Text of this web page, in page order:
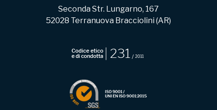
Seconda Str. Lungarno, 167
52028 Terranuova Bracciolini (AR)